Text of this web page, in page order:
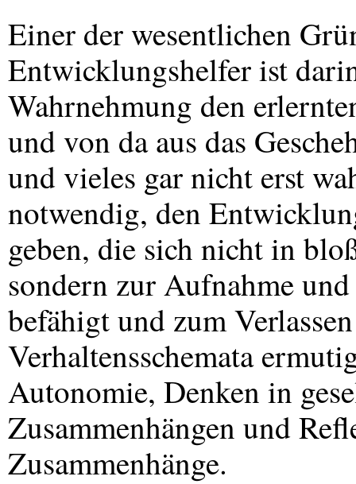
Einer der wesentlichen
Entwicklungshelfer ist
Wahrnehmung den
und von da aus das
und vieles gar nicht erst
notwendig, den
geben, die sich nicht in
sondern zur Aufnahme
befähigt und zum
Verhaltensschemata
Autonomie, Denken in
Zusammenhängen und
Zusammenhänge.